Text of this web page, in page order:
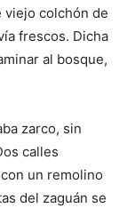
viejo colchón de
frescos. Dicha
al bosque,
zarco, sin
calles
un remolino
del zaguán se